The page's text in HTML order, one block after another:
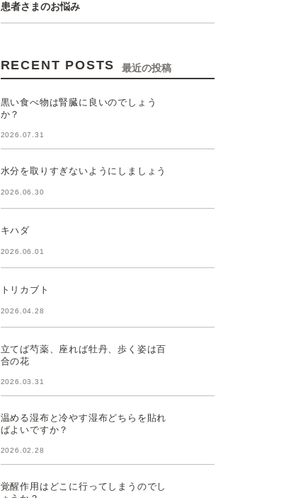
患者さまのお悩み
RECENT POSTS 最近の投稿
黒い食べ物は腎臓に良いのでしょう
か？
2026.07.31
水分を取りすぎないようにしましょう
2026.06.30
キハダ
2026.06.01
トリカブト
2026.04.28
立てば芍薬、座れば牡丹、歩く姿は百
合の花
2026.03.31
温める湿布と冷やす湿布どちらを貼れ
ばよいですか？
2026.02.28
覚醒作用はどこに行ってしまうのでし